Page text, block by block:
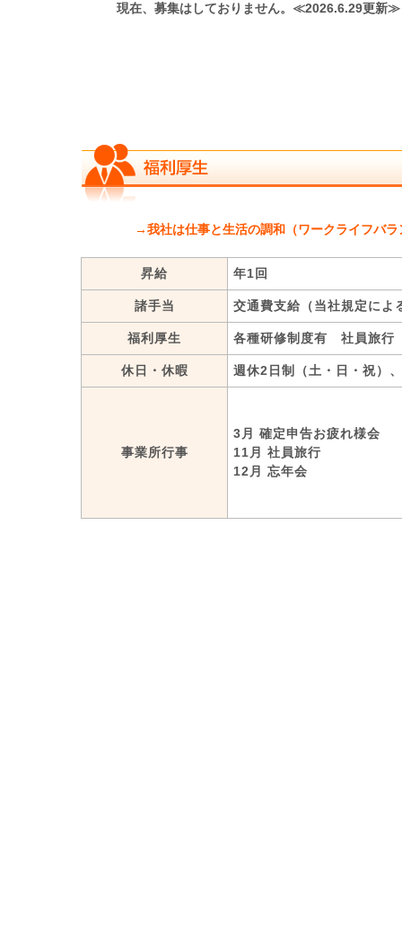
現在、募集はしておりません。≪2026.6.29更新≫
→我社は仕事と生活の調和（ワークライフバ
昇給 年1回
諸手当 交通費支給（当社規定に
福利厚生 各種研修制度有 社員旅行
休日・休暇 週休2日制（土・日・祝）
事業所行事
3月 確定申告お疲れ様会
11月 社員旅行
12月 忘年会